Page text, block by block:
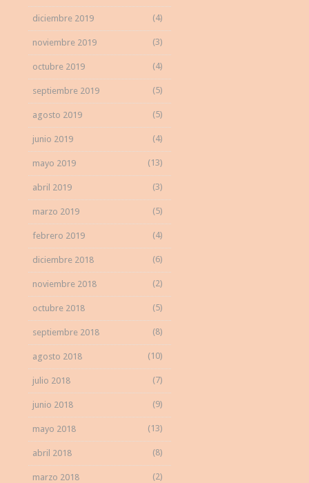
diciembre 2019 (4)
noviembre 2019 (3)
octubre 2019 (4)
septiembre 2019 (5)
agosto 2019 (5)
junio 2019 (4)
mayo 2019 (13)
abril 2019 (3)
marzo 2019 (5)
febrero 2019 (4)
diciembre 2018 (6)
noviembre 2018 (2)
octubre 2018 (5)
septiembre 2018 (8)
agosto 2018 (10)
julio 2018 (7)
junio 2018 (9)
mayo 2018 (13)
abril 2018 (8)
marzo 2018 (2)